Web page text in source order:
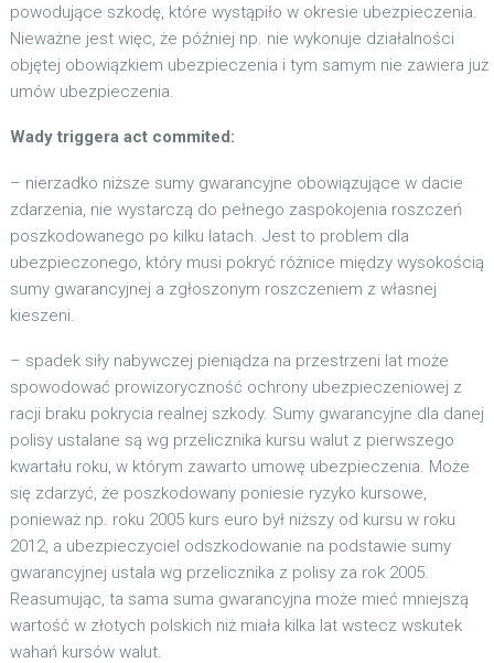
powodujące szkodę, które wystąpiło w okresie ubezpieczenia.
Nieważne jest więc, że później np. nie wykonuje działalności
objętej obowiązkiem ubezpieczenia i tym samym nie zawiera już
umów ubezpieczenia.
Wady triggera act commited:
– nierzadko niższe sumy gwarancyjne obowiązujące w dacie
zdarzenia, nie wystarczą do pełnego zaspokojenia roszczeń
poszkodowanego po kilku latach. Jest to problem dla
ubezpieczonego, który musi pokryć różnice między wysokością
sumy gwarancyjnej a zgłoszonym roszczeniem z własnej
kieszeni.
– spadek siły nabywczej pieniądza na przestrzeni lat może
spowodować prowizoryczność ochrony ubezpieczeniowej z
racji braku pokrycia realnej szkody. Sumy gwarancyjne dla danej
polisy ustalane są wg przelicznika kursu walut z pierwszego
kwartału roku, w którym zawarto umowę ubezpieczenia. Może
się zdarzyć, że poszkodowany poniesie ryzyko kursowe,
ponieważ np. roku 2005 kurs euro był niższy od kursu w roku
2012, a ubezpieczyciel odszkodowanie na podstawie sumy
gwarancyjnej ustala wg przelicznika z polisy za rok 2005.
Reasumując, ta sama suma gwarancyjna może mieć mniejszą
wartość w złotych polskich niż miała kilka lat wstecz wskutek
wahań kursów walut.